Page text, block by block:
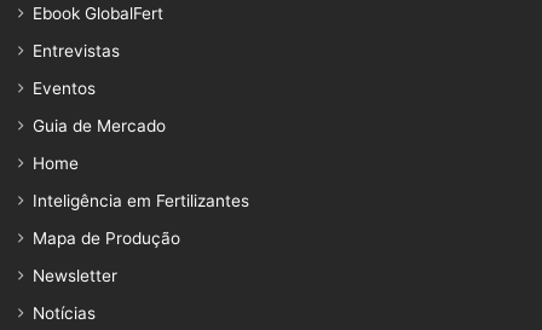
Ebook GlobalFert
Entrevistas
Eventos
Guia de Mercado
Home
Inteligência em Fertilizantes
Mapa de Produção
Newsletter
Notícias